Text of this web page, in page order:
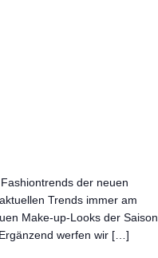
der neuen
Trends immer am
Make-up-Looks der Saison
werfen wir […]